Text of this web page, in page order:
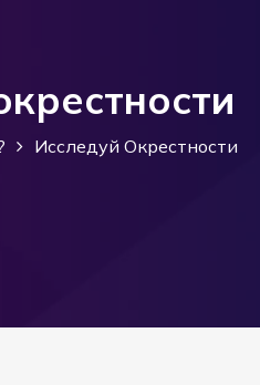
Исследуй Окрестности